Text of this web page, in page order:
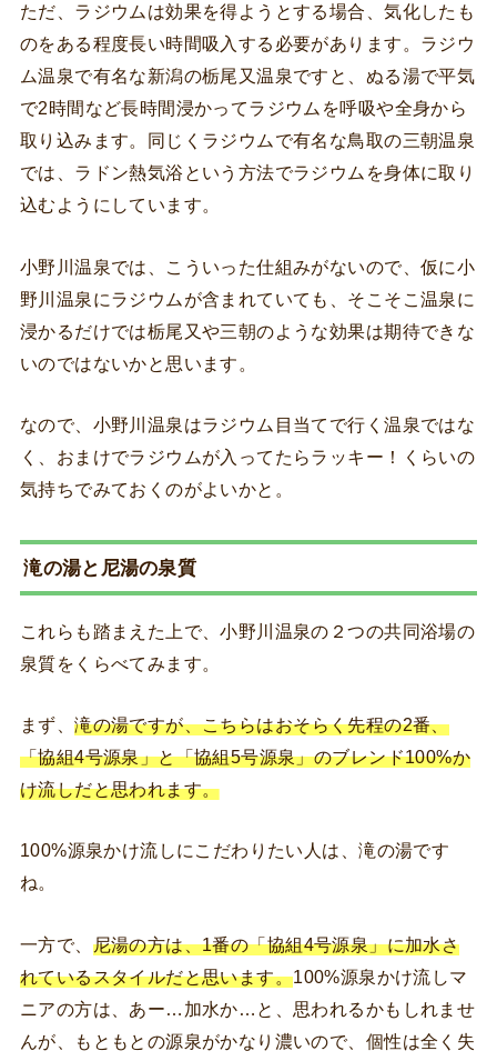
ただ、ラジウムは効果を得ようとする場合、気化したも
のをある程度長い時間吸入する必要があります。ラジウ
ム温泉で有名な新潟の栃尾又温泉ですと、ぬる湯で平気
で2時間など長時間浸かってラジウムを呼吸や全身から
取り込みます。同じくラジウムで有名な鳥取の三朝温泉
では、ラドン熱気浴という方法でラジウムを身体に取り
込むようにしています。
小野川温泉では、こういった仕組みがないので、仮に小
野川温泉にラジウムが含まれていても、そこそこ温泉に
浸かるだけでは栃尾又や三朝のような効果は期待できな
いのではないかと思います。
なので、小野川温泉はラジウム目当てで行く温泉ではな
く、おまけでラジウムが入ってたらラッキー！くらいの
気持ちでみておくのがよいかと。
滝の湯と尼湯の泉質
これらも踏まえた上で、小野川温泉の２つの共同浴場の
泉質をくらべてみます。
まず、滝の湯ですが、こちらはおそらく先程の2番、
「協組4号源泉」と「協組5号源泉」のブレンド100%か
け流しだと思われます。
100%源泉かけ流しにこだわりたい人は、滝の湯です
ね。
一方で、 尼湯の方は、1番の「協組4号源泉」に加水さ
れているスタイルだと思います。100%源泉かけ流しマ
ニアの方は、あー…加水か…と、思われるかもしれませ
んが、もともとの源泉がかなり濃いので、個性は全く失